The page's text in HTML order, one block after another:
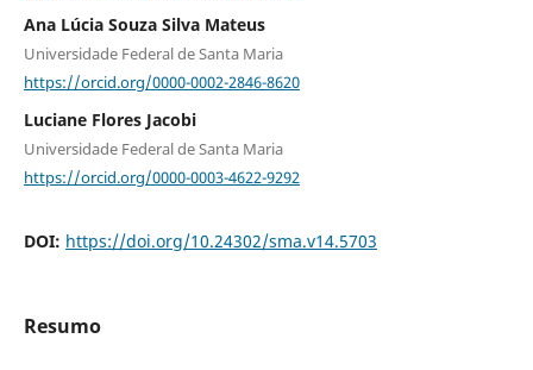
Ana Lúcia Souza Silva Mateus
Universidade Federal de Santa Maria
https://orcid.org/0000-0002-2846-8620
Luciane Flores Jacobi
Universidade Federal de Santa Maria
https://orcid.org/0000-0003-4622-9292
DOI: https://doi.org/10.24302/sma.v14.5703
Resumo